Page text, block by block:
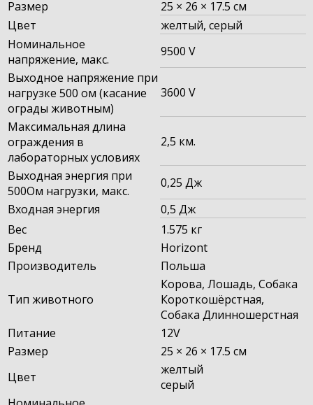
Размер
25 × 26 × 17.5 см
Цвет
желтый, серый
Номинальное
напряжение, макс.
9500 V
Выходное напряжение при
нагрузке 500 ом (касание
ограды животным)
3600 V
Максимальная длина
ограждения в
лабораторных условиях
2,5 км.
Выходная энергия при
500Ом нагрузки, макс.
0,25 Дж
Входная энергия
0,5 Дж
Вес
1.575 кг
Бренд
Horizont
Производитель
Польша
Тип животного
Корова, Лошадь, Собака
Короткошёрстная,
Собака Длинношерстная
Питание
12V
Размер
25 × 26 × 17.5 см
Цвет
желтый
серый